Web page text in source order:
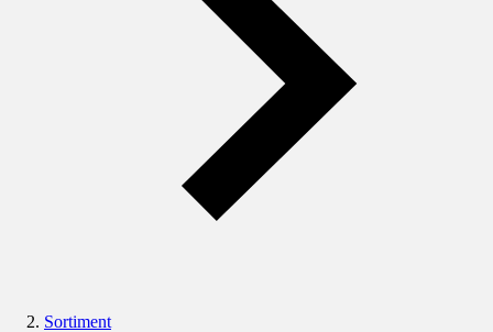
Sortiment